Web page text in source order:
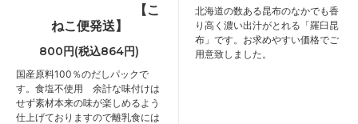
【こ
ねこ便発送】
800円(税込864円)
国産原料100％のだしパックで
す。食塩不使用 余計な味付けは
せず素材本来の味が楽しめるよう
仕上げておりますので離乳食には
北海道の数ある昆布のなかでも香
り高く濃い出汁がとれる「羅臼昆
布」です。お求めやすい価格でご
用意致しました。